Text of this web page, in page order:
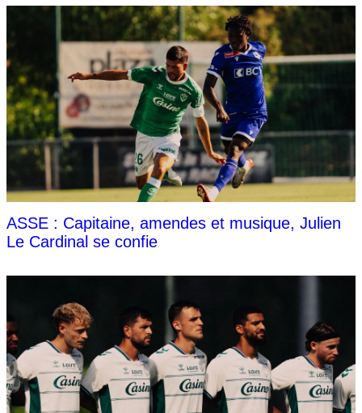
ASSE : Capitaine, amendes et musique, Julien
Le Cardinal se confie